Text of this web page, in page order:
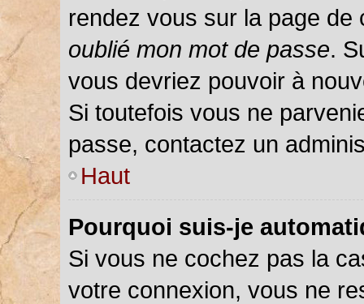
rendez vous sur la page
oublié mon mot de passe.
vous devriez pouvoir à
Si toutefois vous ne
passe, contactez un
Haut
Pourquoi suis-je
Si vous ne cochez pas la
votre connexion, vous ne